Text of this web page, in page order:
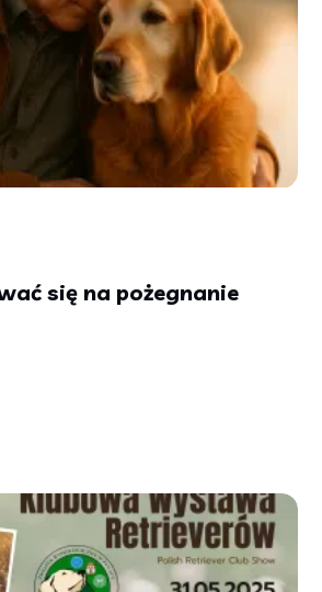
się na pożegnanie